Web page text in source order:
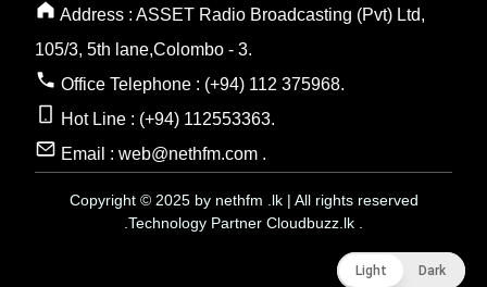
Address : ASSET Radio Broadcasting (Pvt) Ltd,
105/3, 5th lane,Colombo - 3.
Office Telephone : (+94) 112 375968.
Hot Line : (+94) 112553363.
Email : web@nethfm.com .
Copyright © 2025 by nethfm .lk | All rights reserved
.Technology Partner Cloudbuzz.lk .
Light Dark
Light Dark